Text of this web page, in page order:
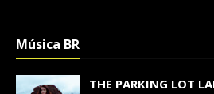
Música BR
THE PARKING LOT